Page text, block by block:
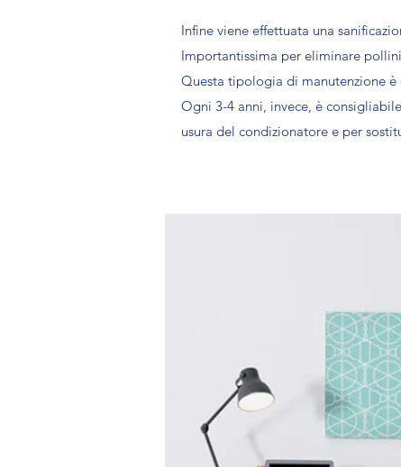
Infine viene effettuata una
Importantissima per eliminare
Questa tipologia di manutenzione
Ogni 3-4 anni, invece, è
usura del condizionatore e per